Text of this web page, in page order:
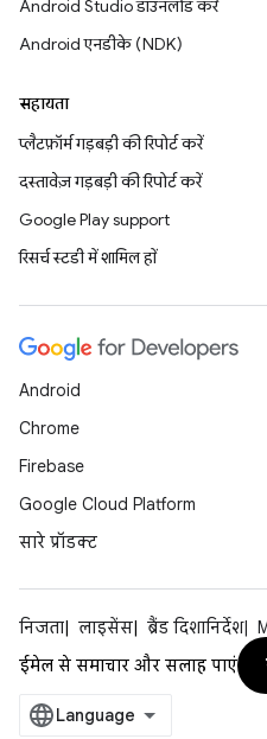
Android Studio डाउनलोड करें
Android एनडीके (NDK)
सहायता
प्लैटफ़ॉर्म गड़बड़ी की रिपोर्ट करें
दस्तावेज़ गड़बड़ी की रिपोर्ट करें
Google Play support
रिसर्च स्टडी में शामिल हों
Android
Chrome
Firebase
Google Cloud Platform
सारे प्रॉडक्ट
निजता लाइसेंस ब्रैंड दिशानिर्देश
ईमेल से समाचार और सलाह पाएं